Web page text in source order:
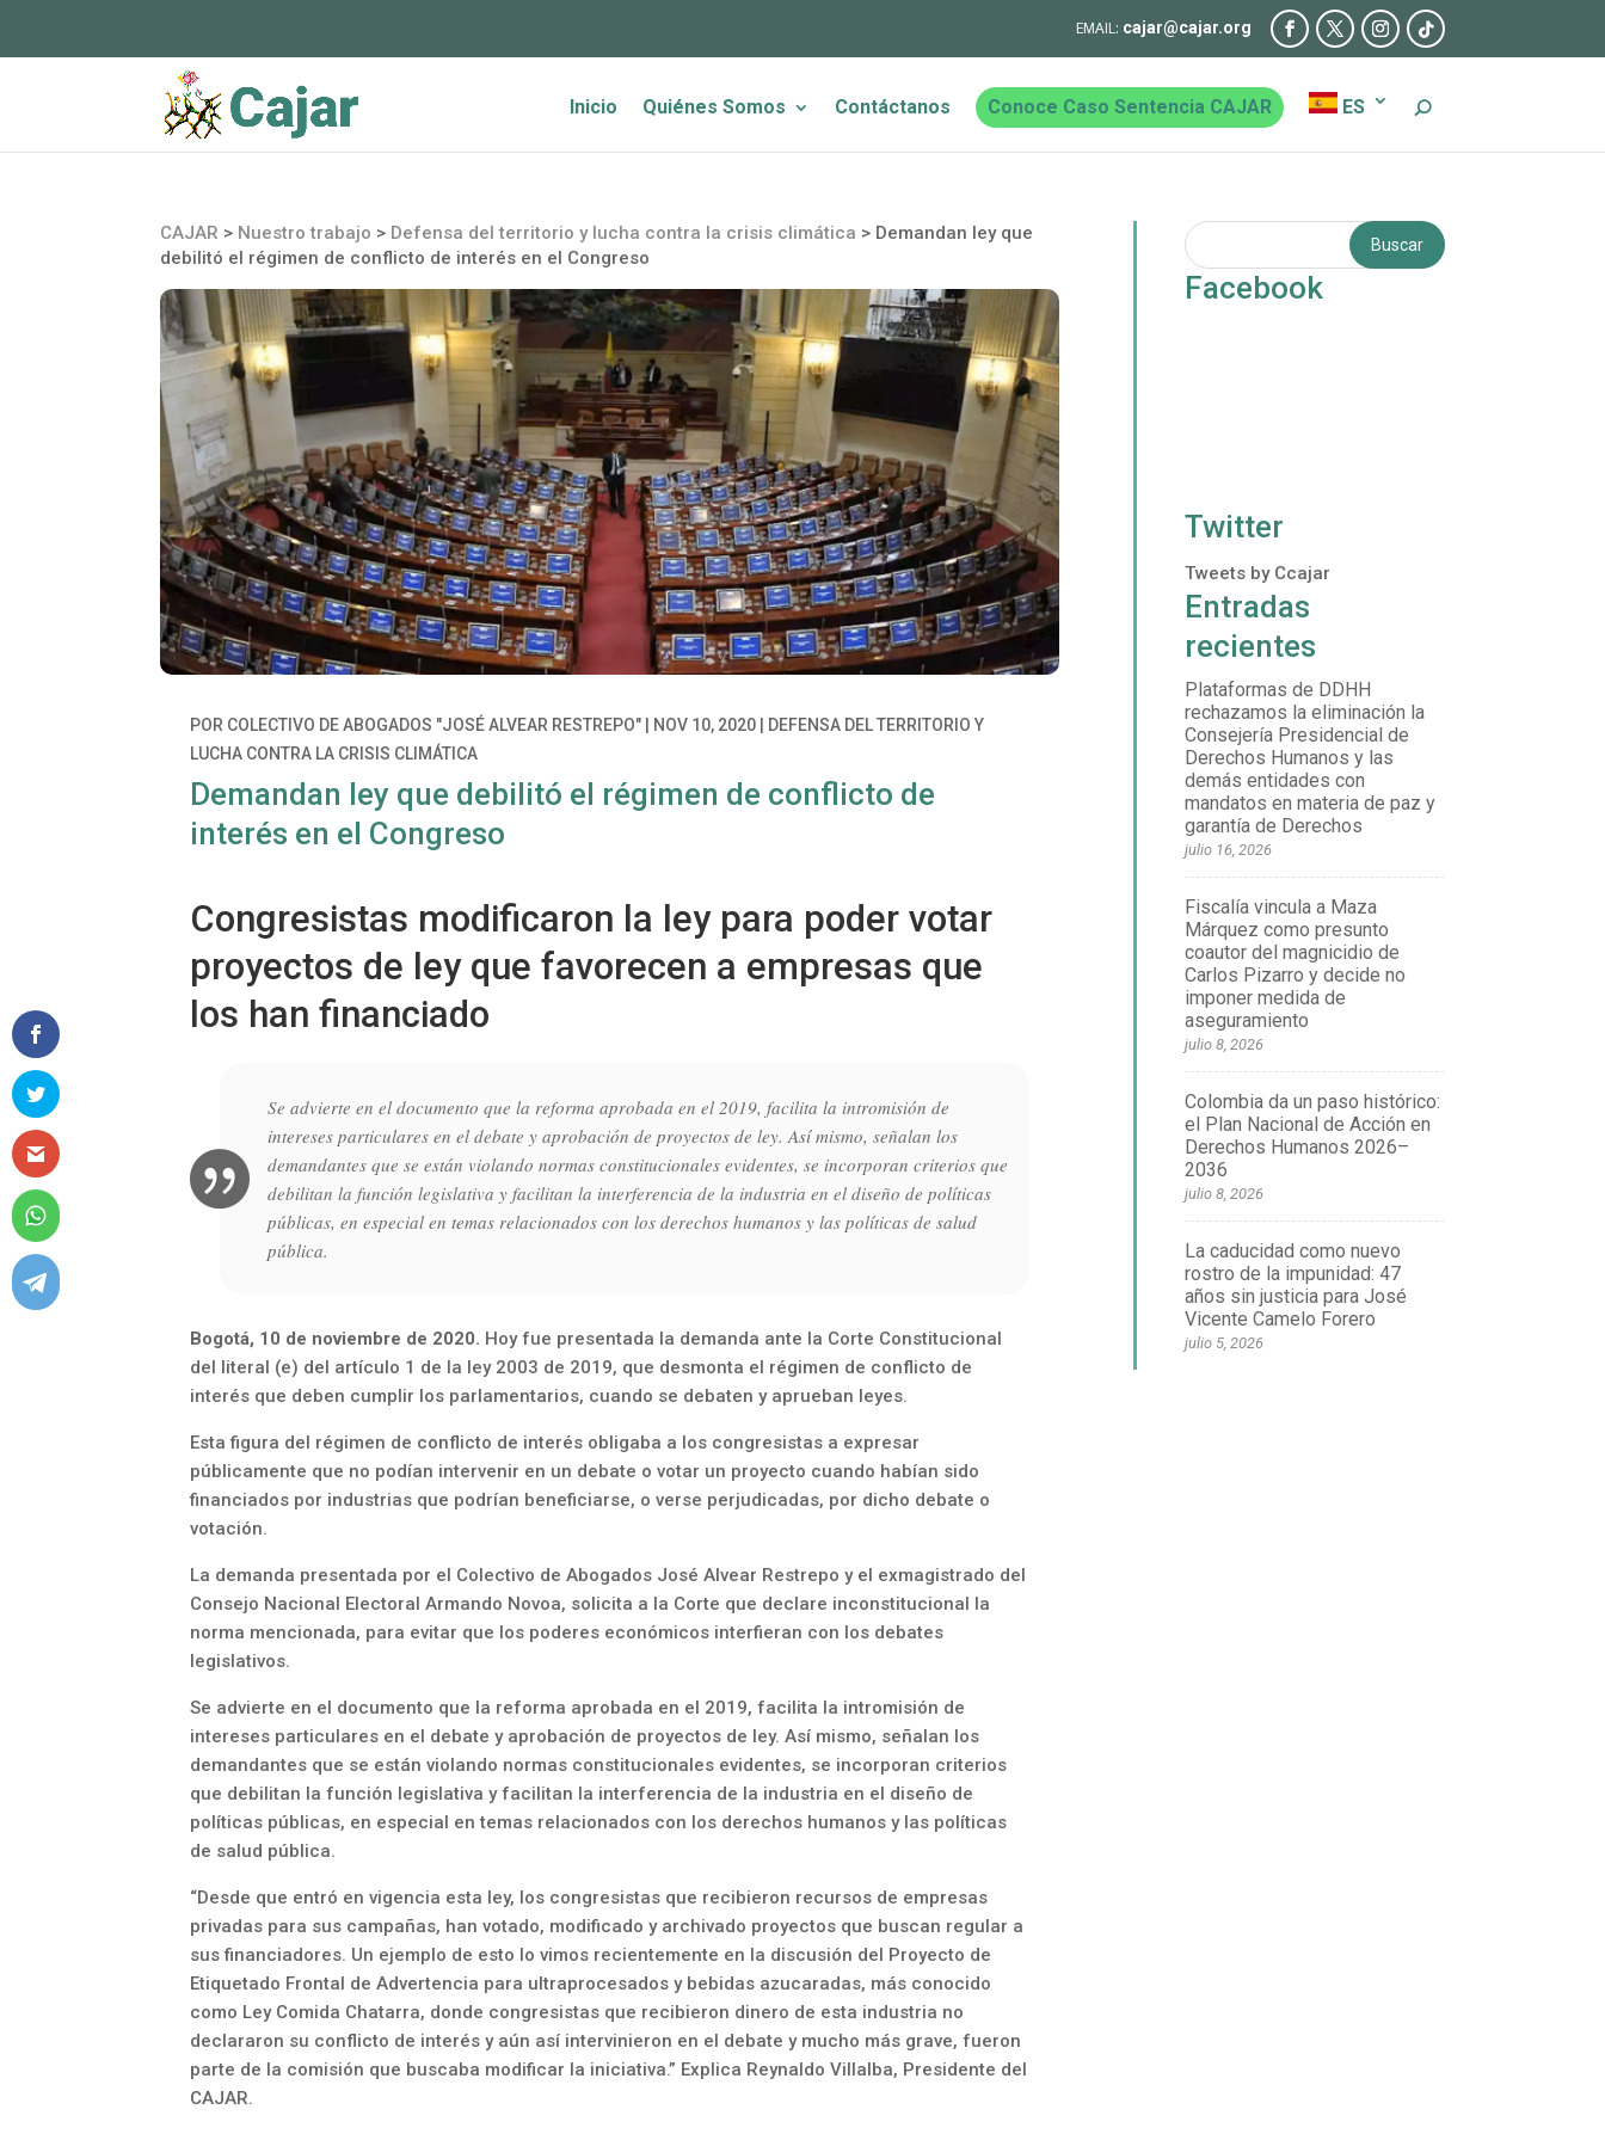
cajar@cajar.org
Inicio Quiénes Somos Contáctanos Conoce Caso Sentencia CAJAR ES
CAJAR > Nuestro trabajo > Defensa del territorio y lucha contra la crisis climática > Demandan ley que
debilitó el régimen de conflicto de interés en el Congreso
POR COLECTIVO DE ABOGADOS "JOSÉ ALVEAR RESTREPO" | NOV 10, 2020 | DEFENSA DEL TERRITORIO Y
LUCHA CONTRA LA CRISIS CLIMÁTICA
Demandan ley que debilitó el régimen de conflicto de
interés en el Congreso
Congresistas modificaron la ley para poder votar
proyectos de ley que favorecen a empresas que
los han financiado
Se advierte en el documento que la reforma aprobada en el 2019, facilita la intromisión de
intereses particulares en el debate y aprobación de proyectos de ley. Así mismo, señalan los
demandantes que se están violando normas constitucionales evidentes, se incorporan criterios que
debilitan la función legislativa y facilitan la interferencia de la industria en el diseño de políticas
públicas, en especial en temas relacionados con los derechos humanos y las políticas de salud
pública.
Bogotá, 10 de noviembre de 2020. Hoy fue presentada la demanda ante la Corte Constitucional
del literal (e) del artículo 1 de la ley 2003 de 2019, que desmonta el régimen de conflicto de
interés que deben cumplir los parlamentarios, cuando se debaten y aprueban leyes.
Esta figura del régimen de conflicto de interés obligaba a los congresistas a expresar
públicamente que no podían intervenir en un debate o votar un proyecto cuando habían sido
financiados por industrias que podrían beneficiarse, o verse perjudicadas, por dicho debate o
votación.
La demanda presentada por el Colectivo de Abogados José Alvear Restrepo y el exmagistrado del
Consejo Nacional Electoral Armando Novoa, solicita a la Corte que declare inconstitucional la
norma mencionada, para evitar que los poderes económicos interfieran con los debates
legislativos.
Se advierte en el documento que la reforma aprobada en el 2019, facilita la intromisión de
intereses particulares en el debate y aprobación de proyectos de ley. Así mismo, señalan los
demandantes que se están violando normas constitucionales evidentes, se incorporan criterios
que debilitan la función legislativa y facilitan la interferencia de la industria en el diseño de
políticas públicas, en especial en temas relacionados con los derechos humanos y las políticas
de salud pública.
“Desde que entró en vigencia esta ley, los congresistas que recibieron recursos de empresas
privadas para sus campañas, han votado, modificado y archivado proyectos que buscan regular a
sus financiadores. Un ejemplo de esto lo vimos recientemente en la discusión del Proyecto de
Etiquetado Frontal de Advertencia para ultraprocesados y bebidas azucaradas, más conocido
como Ley Comida Chatarra, donde congresistas que recibieron dinero de esta industria no
declararon su conflicto de interés y aún así intervinieron en el debate y mucho más grave, fueron
parte de la comisión que buscaba modificar la iniciativa.” Explica Reynaldo Villalba, Presidente del
CAJAR.
Facebook
Twitter
Tweets by Ccajar
Entradas
recientes
Plataformas de DDHH
rechazamos la eliminación la
Consejería Presidencial de
Derechos Humanos y las
demás entidades con
mandatos en materia de paz y
garantía de Derechos
julio 16, 2026
Fiscalía vincula a Maza
Márquez como presunto
coautor del magnicidio de
Carlos Pizarro y decide no
imponer medida de
aseguramiento
julio 8, 2026
Colombia da un paso histórico:
el Plan Nacional de Acción en
Derechos Humanos 2026–
2036
julio 8, 2026
La caducidad como nuevo
rostro de la impunidad: 47
años sin justicia para José
Vicente Camelo Forero
julio 5, 2026